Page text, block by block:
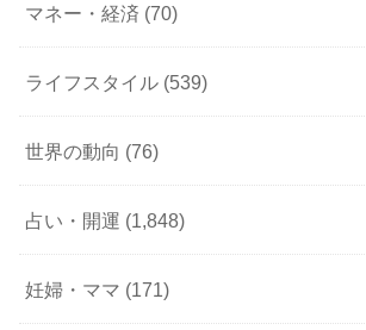
マネー・経済 (70)
ライフスタイル (539)
世界の動向 (76)
占い・開運 (1,848)
妊婦・ママ (171)